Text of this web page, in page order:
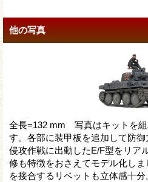
他の写真
全長=132 mm 写真はキットを
す。各部に装甲板を追加して防
侵攻作戦に出動したE/F型をリア
修も特徴をおさえてモデル化し
を接合するリベットも立体感十